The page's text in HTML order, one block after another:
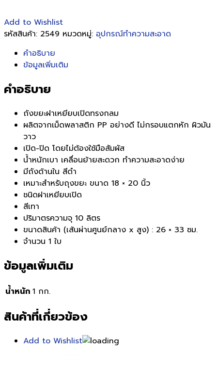
Add to Wishlist
รหัสสินค้า: 2549 หมวดหมู่: อุปกรณ์ทำความสะอาด
คำอธิบาย
ข้อมูลเพิ่มเติม
คำอธิบาย
ถังขยะฝาเหยียบเปิดทรงกลม
ผลิตจากเม็ดพลาสติก PP อย่างดี ไม่กรอบแตกหัก ผิวมัน
วาว
เปิด-ปิด โดยไม่ต้องใช้มือสัมผัส
น้ำหนักเบา เคลื่อนย้ายสะดวก ทำความสะอาดง่าย
มีถังด้านใน สีดำ
เหมาะสำหรับถุงขยะ ขนาด 18 × 20 นิ้ว
ชนิดฝาเหยียบเปิด
สีเทา
ปริมาตรความจุ 10 ลิตร
ขนาดสินค้า (เส้นผ่านศูนย์กลาง x สูง) : 26 × 33 ซม.
จำนวน 1 ใบ
ข้อมูลเพิ่มเติม
น้ำหนัก 1 กก.
สินค้าที่เกี่ยวข้อง
Add to Wishlist